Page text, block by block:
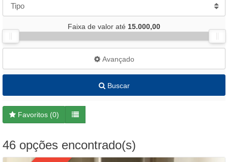
Tipo
Faixa de valor até 15.000,00
Avançado
Buscar
Favoritos (0)
46 opções encontrado(s)